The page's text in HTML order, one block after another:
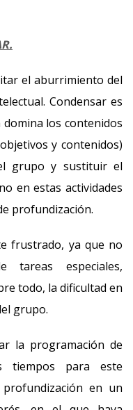
el aburrimiento del
Condensar es
los contenidos
y contenidos)
grupo y sustituir el
en estas actividades
profundización.
frustrado, ya que no
tareas especiales,
todo, la dificultad en
grupo.
la programación de
tiempos para este
en un